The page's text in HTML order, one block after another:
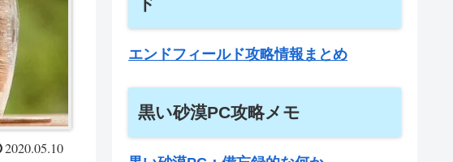
2020.05.10
ド
エンドフィールド攻略情報まとめ
黒い砂漠PC攻略メモ